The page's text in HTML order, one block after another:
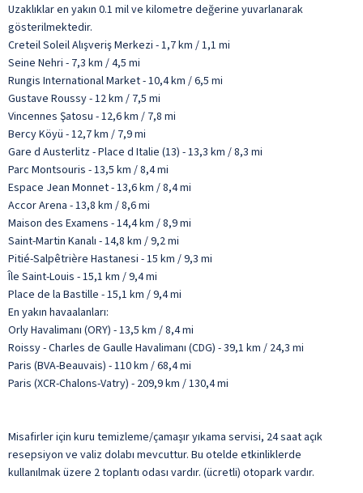
Uzaklıklar en yakın 0.1 mil ve kilometre değerine yuvarlanarak
gösterilmektedir.
Creteil Soleil Alışveriş Merkezi - 1,7 km / 1,1 mi
Seine Nehri - 7,3 km / 4,5 mi
Rungis International Market - 10,4 km / 6,5 mi
Gustave Roussy - 12 km / 7,5 mi
Vincennes Şatosu - 12,6 km / 7,8 mi
Bercy Köyü - 12,7 km / 7,9 mi
Gare d Austerlitz - Place d Italie (13) - 13,3 km / 8,3 mi
Parc Montsouris - 13,5 km / 8,4 mi
Espace Jean Monnet - 13,6 km / 8,4 mi
Accor Arena - 13,8 km / 8,6 mi
Maison des Examens - 14,4 km / 8,9 mi
Saint-Martin Kanalı - 14,8 km / 9,2 mi
Pitié-Salpêtrière Hastanesi - 15 km / 9,3 mi
Île Saint-Louis - 15,1 km / 9,4 mi
Place de la Bastille - 15,1 km / 9,4 mi
En yakın havaalanları:
Orly Havalimanı (ORY) - 13,5 km / 8,4 mi
Roissy - Charles de Gaulle Havalimanı (CDG) - 39,1 km / 24,3 mi
Paris (BVA-Beauvais) - 110 km / 68,4 mi
Paris (XCR-Chalons-Vatry) - 209,9 km / 130,4 mi
Misafirler için kuru temizleme/çamaşır yıkama servisi, 24 saat açık
resepsiyon ve valiz dolabı mevcuttur. Bu otelde etkinliklerde
kullanılmak üzere 2 toplantı odası vardır. (ücretli) otopark vardır.